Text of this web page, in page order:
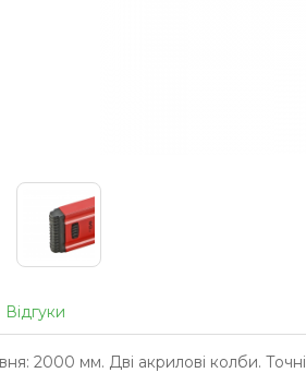
Відгуки
2000 мм. Дві акрилові колби.